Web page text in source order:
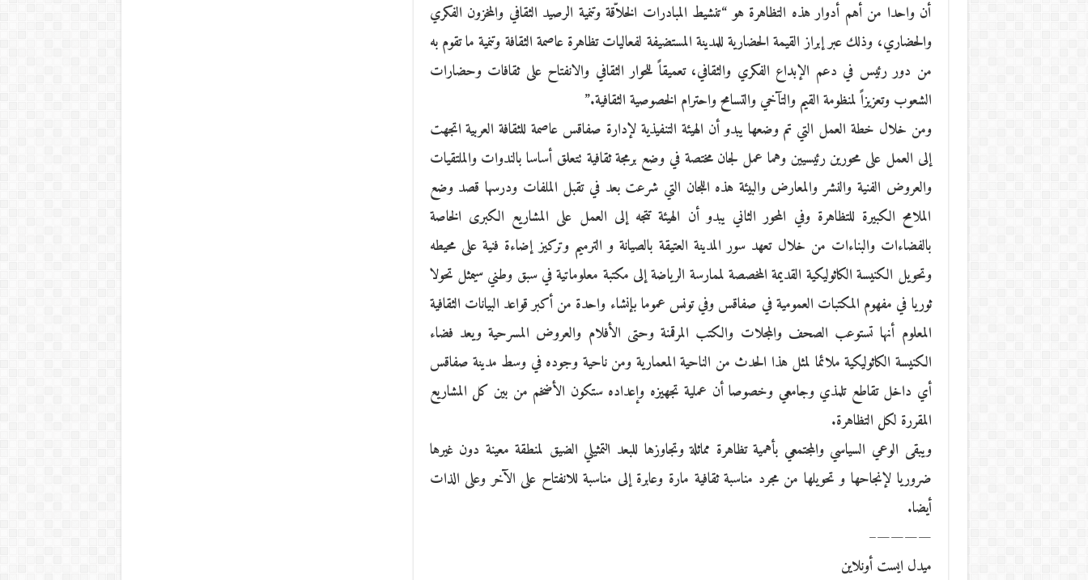
أن واحدا من أهم أدوار هذه التظاهرة هو “تنشيط المبادرات الخلاّقة وتنمية الرصيد الثقافي والمخزون الفكري
والحضاري، وذلك عبر إبراز القيمة الحضارية للمدينة المستضيفة لفعاليات تظاهرة عاصمة الثقافة وتنمية ما تقوم به
من دور رئيس في دعم الإبداع الفكري والثقافي، تعميقاً للحوار الثقافي والانفتاح على ثقافات وحضارات
الشعوب وتعزيزاً لمنظومة القيم والتآخي والتسامح واحترام الخصوصية الثقافية.”
ومن خلال خطة العمل التي تم وضعها يبدو أن الهيئة التنفيذية لإدارة صفاقس عاصمة للثقافة العربية اتجهت
إلى العمل على محورين رئيسيين وهما عمل لجان مختصة في وضع برمجة ثقافية تتعلق أساسا بالندوات والملتقيات
والعروض الفنية والنشر والمعارض والبيئة هذه اللجان التي شرعت بعد في تقبل الملفات ودرسها قصد وضع
الملامح الكبيرة للتظاهرة وفي المحور الثاني يبدو أن الهيئة تتجه إلى العمل على المشاريع الكبرى الخاصة
بالفضاءات والبناءات من خلال تعهد سور المدينة العتيقة بالصيانة و الترميم وتركيز إضاءة فنية على محيطه
وتحويل الكنيسة الكاثوليكية القديمة المخصصة لممارسة الرياضة إلى مكتبة معلوماتية في سبق وطني سيمثل تحولا
ثوريا في مفهوم المكتبات العمومية في صفاقس وفي تونس عموما بإنشاء واحدة من أكبر قواعد البيانات الثقافية
المعلوم أنها تستوعب الصحف والمجلات والكتب المرقمنة وحتى الأفلام والعروض المسرحية ويعد فضاء
الكنيسة الكاثوليكية ملائما لمثل هذا الحدث من الناحية المعمارية ومن ناحية وجوده في وسط مدينة صفاقس
أي داخل تقاطع تلمذي وجامعي وخصوصا أن عملية تجهيزه وإعداده ستكون الأضخم من بين كل المشاريع
المقررة لكل التظاهرة.
ويبقى الوعي السياسي والمجتمعي بأهمية تظاهرة مماثلة وتجاوزها للبعد التمثيلي الضيق لمنطقة معينة دون غيرها
ضروريا لإنجاحها و تحويلها من مجرد مناسبة ثقافية مارة وعابرة إلى مناسبة للانفتاح على الآخر وعلى الذات
أيضا.
————–
ميدل ايست أونلاين